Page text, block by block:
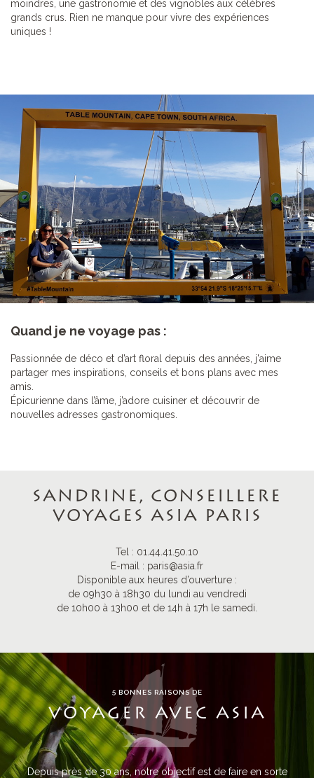
moindres, une gastronomie et des vignobles aux célèbres
grands crus. Rien ne manque pour vivre des expériences
uniques !
Quand je ne voyage pas :
Passionnée de déco et d’art floral depuis des années, j'aime
partager mes inspirations, conseils et bons plans avec mes
amis.
Épicurienne dans l’âme, j’adore cuisiner et découvrir de
nouvelles adresses gastronomiques.
SANDRINE, CONSEILLERE
VOYAGES ASIA PARIS
Tel : 01.44.41.50.10
E-mail : paris@asia.fr
Disponible aux heures d’ouverture :
de 09h30 à 18h30 du lundi au vendredi
de 10h00 à 13h00 et de 14h à 17h le samedi.
5 BONNES RAISONS DE
VOYAGER AVEC ASIA
Depuis près de 30 ans, notre objectif est de faire en sorte